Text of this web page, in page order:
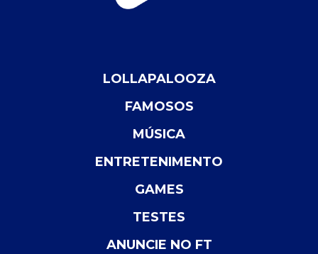
LOLLAPALOOZA
FAMOSOS
MÚSICA
ENTRETENIMENTO
GAMES
TESTES
ANUNCIE NO FT